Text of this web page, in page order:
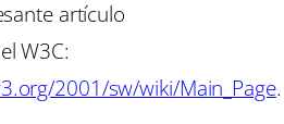
artículo
W3C:
2001/sw/wiki/Main_Page.